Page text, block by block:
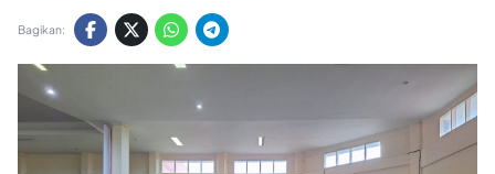
Bagikan: